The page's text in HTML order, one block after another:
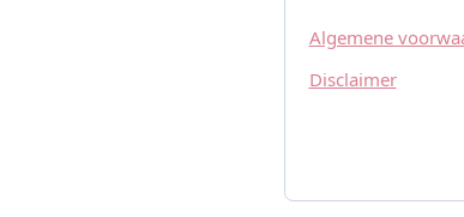
Algemene
Disclaimer